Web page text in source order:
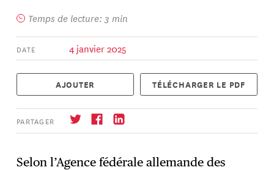
Temps de lecture: 3 min
DATE 4 janvier 2025
AJOUTER TÉLÉCHARGER LE PDF
PARTAGER
Selon l’Agence fédérale allemande des